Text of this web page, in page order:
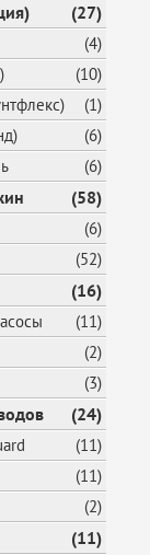
(27)
(4)
(10)
(1)
(6)
(6)
(58)
(6)
(52)
(16)
(11)
(2)
(3)
(24)
(11)
(11)
(2)
(11)